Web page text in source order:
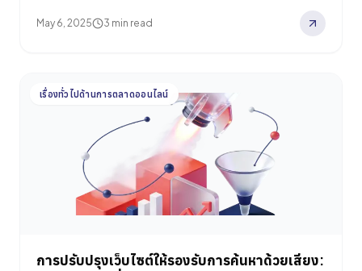
May 6, 2025 3 min read
เรื่องทั่วไปด้านการตลาดออนไลน์
การปรับปรุงเว็บไซต์ให้รองรับการค้นหาด้วยเสียง: